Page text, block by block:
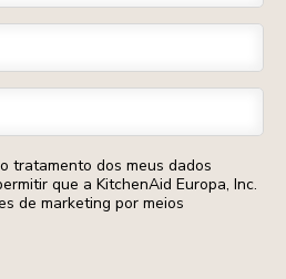
tratamento dos meus dados
que a KitchenAid Europa, Inc.
de marketing por meios